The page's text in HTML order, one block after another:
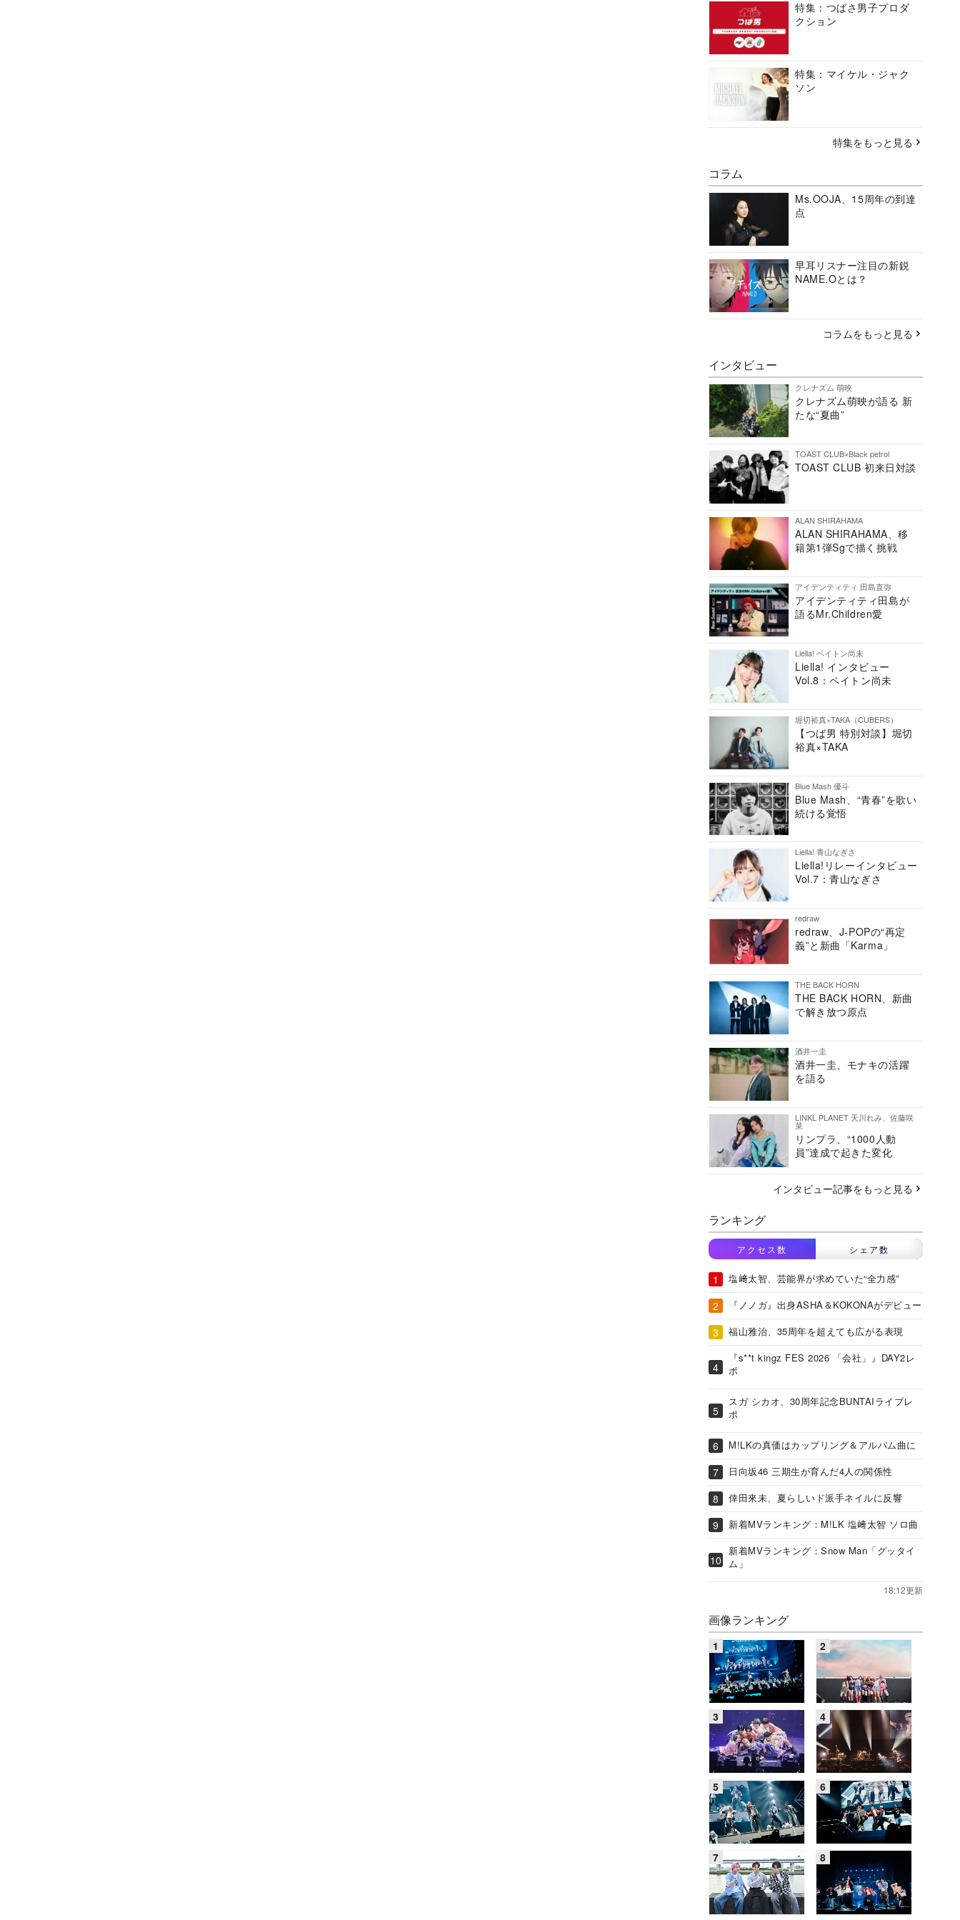
特集：つばさ男子プロダ
クション
特集：マイケル・ジャク
ソン
特集をもっと見る
コラム
Ms.OOJA、15周年の到達
点
早耳リスナー注目の新鋭
NAME.Oとは？
コラムをもっと見る
インタビュー
クレナズム 萌映
クレナズム萌映が語る 新
たな“夏曲”
TOAST CLUB×Black petrol
TOAST CLUB 初来日対談
ALAN SHIRAHAMA
ALAN SHIRAHAMA、移
籍第1弾Sgで描く挑戦
アイデンティティ 田島直弥
アイデンティティ田島が
語るMr.Children愛
Liella! ペイトン尚未
Liella! インタビュー
Vol.8：ペイトン尚未
堀切裕真×TAKA（CUBERS）
【つば男 特別対談】堀切
裕真×TAKA
Blue Mash 優斗
Blue Mash、“青春”を歌い
続ける覚悟
Liella! 青山なぎさ
Liella!リレーインタビュー
Vol.7：青山なぎさ
redraw
redraw、J-POPの“再定
義”と新曲「Karma」
THE BACK HORN
THE BACK HORN、新曲
で解き放つ原点
酒井一圭
酒井一圭、モナキの活躍
を語る
LINKL PLANET 天川れみ、佐藤咲
菜
リンプラ、“1000人動
員”達成で起きた変化
インタビュー記事をもっと見る
ランキング
アクセス数 シェア数
塩﨑太智、芸能界が求めていた“全力感”
『ノノガ』出身ASHA＆KOKONAがデビュー
福山雅治、35周年を超えても広がる表現
『s**t kingz FES 2026 「会社」』DAY2レ
ポ
スガ シカオ、30周年記念BUNTAIライブレ
ポ
M!LKの真価はカップリング＆アルバム曲に
日向坂46 三期生が育んだ4人の関係性
倖田來未、夏らしいド派手ネイルに反響
新着MVランキング：M!LK 塩﨑太智 ソロ曲
新着MVランキング：Snow Man「グッタイ
ム」
18:12更新
画像ランキング